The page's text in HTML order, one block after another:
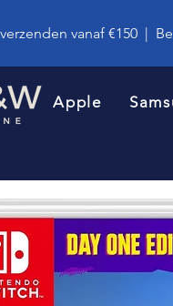
vanaf €150 |
Apple